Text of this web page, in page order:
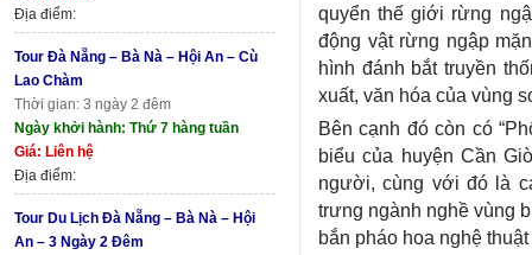
Địa điểm:
Tour Đà Nẵng – Bà Nà – Hội An – Cù
Lao Chàm
Thời gian: 3 ngày 2 đêm
Ngày khởi hành: Thứ 7 hàng tuần
Giá: Liên hệ
Địa điểm:
Tour Du Lịch Đà Nẵng – Bà Nà – Hội
An – 3 Ngày 2 Đêm
quyển thế giới rừng
động vật rừng ngập
hình đánh bắt truyền
xuất, văn hóa của vùng
Bên cạnh đó còn có
biểu của huyện Cần
người, cùng với đó là
trưng ngành nghề vùng
bắn pháo hoa nghệ